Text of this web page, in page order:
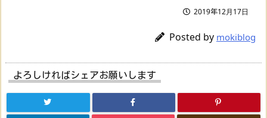
2019年12月17日
Posted by mokiblog
よろしければシェアお願いします